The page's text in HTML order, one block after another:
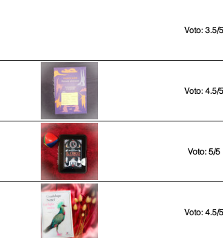
Voto: 3.5/5
Voto: 4.5/5
Voto: 5/5
Voto: 4.5/5